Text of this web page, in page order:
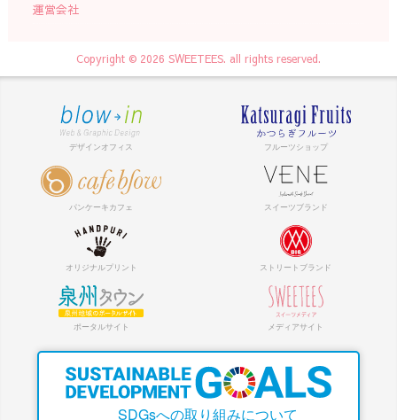
運営会社
Copyright © 2026 SWEETEES. all rights reserved.
SDGsへの取り組みについて